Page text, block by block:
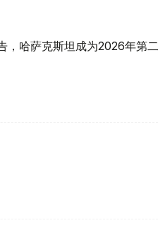
，哈萨克斯坦成为2026年第二